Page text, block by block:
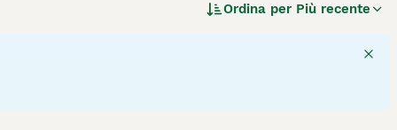
spitz tedeschi nani. La regina Vittoria li rese
Ordina per Più recente